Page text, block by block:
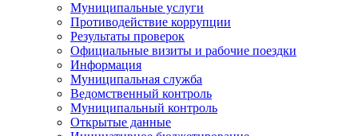
Муниципальные услуги
Противодействие коррупции
Результаты проверок
Официальные визиты и рабочие поездки
Информация
Муниципальная служба
Ведомственный контроль
Муниципальный контроль
Открытые данные